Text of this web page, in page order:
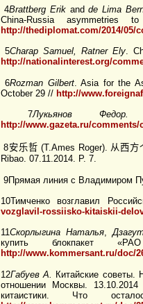
4Brattberg Erikandde Lima
China-Russia
http://thediplomat.com/2014/
5Charap Samuel, Ratner Ely.
http://nationalinterest.org/
6Rozman Gilbert. Asia for the
October 29 // http://
7Лукьянов Федор.
http://www.gazeta.ru/
8安乐哲 (T.Ames Roger). 从西方
Ribao. 07.11.2014. P. 7.
9Прямая линия с Владимиром
10Тимченко возглавил
vozglavil-rossiisko-kitaiskii-
11Скорлыгина Наталья,
купить блокпакет
http://www.kommersant.ru/doc/
12Габуев А.
Китайские советы.
отношении Москвы.
китаистики. Что